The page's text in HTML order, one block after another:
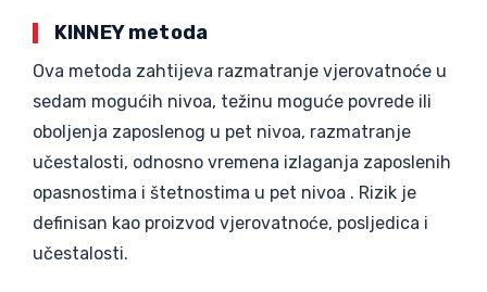
KINNEY metoda
Ova metoda zahtijeva razmatranje vjerovatnoće u
sedam mogućih nivoa, težinu moguće povrede ili
oboljenja zaposlenog u pet nivoa, razmatranje
učestalosti, odnosno vremena izlaganja zaposlenih
opasnostima i štetnostima u pet nivoa . Rizik je
definisan kao proizvod vjerovatnoće, posljedica i
učestalosti.